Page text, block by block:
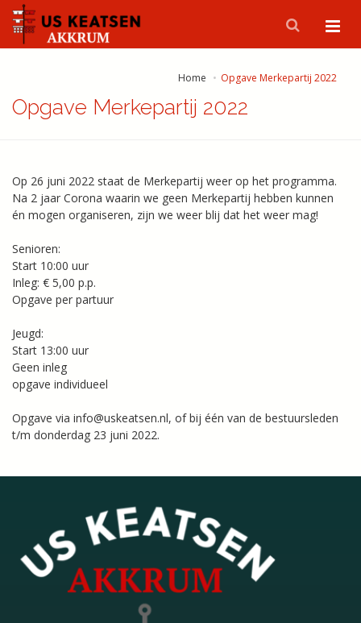
Home Opgave Merkepartij 2022
Opgave Merkepartij 2022
Op 26 juni 2022 staat de Merkepartij weer op het programma.
Na 2 jaar Corona waarin we geen Merkepartij hebben kunnen
én mogen organiseren, zijn we weer blij dat het weer mag!
Senioren:
Start 10:00 uur
Inleg: € 5,00 p.p.
Opgave per partuur
Jeugd:
Start 13:00 uur
Geen inleg
opgave individueel
Opgave via info@uskeatsen.nl, of bij één van de bestuursleden
t/m donderdag 23 juni 2022.